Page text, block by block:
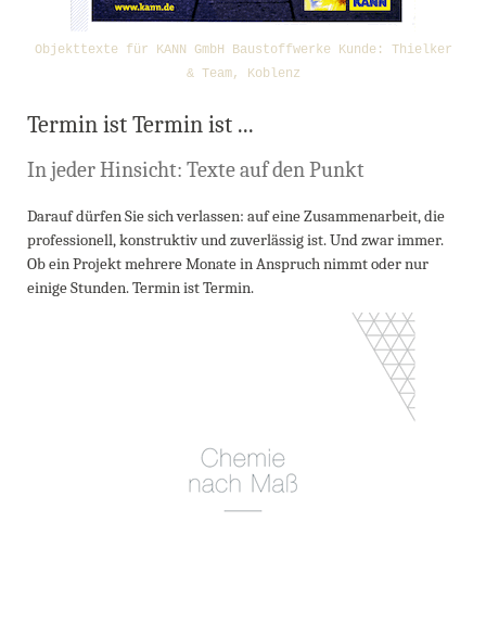
Objekttexte für KANN GmbH Baustoffwerke Kunde: Thielker
& Team, Koblenz
Termin ist Termin ist ...
In jeder Hinsicht: Texte auf den Punkt
Darauf dürfen Sie sich verlassen: auf eine Zusammenarbeit, die
professionell, konstruktiv und zuverlässig ist. Und zwar immer.
Ob ein Projekt mehrere Monate in Anspruch nimmt oder nur
einige Stunden. Termin ist Termin.